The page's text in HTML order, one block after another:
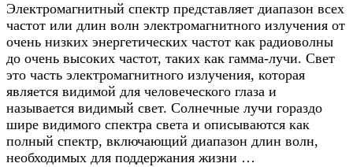
Электромагнитный спектр представляет диапазон всех
частот или длин волн электромагнитного излучения от
очень низких энергетических частот как радиоволны
до очень высоких частот, таких как гамма-лучи. Свет
это часть электромагнитного излучения, которая
является видимой для человеческого глаза и
называется видимый свет. Солнечные лучи гораздо
шире видимого спектра света и описываются как
полный спектр, включающий диапазон длин волн,
необходимых для поддержания жизни …